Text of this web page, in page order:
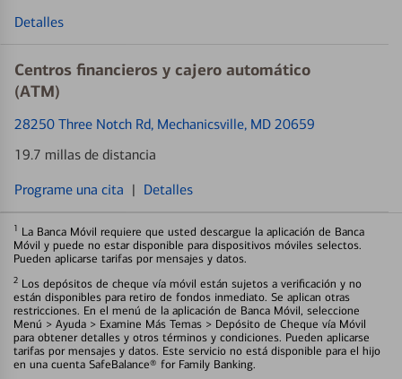
Detalles
Centros financieros y cajero automático
(ATM)
28250 Three Notch Rd, Mechanicsville, MD 20659
19.7 millas de distancia
Programe una cita | Detalles
1 La Banca Móvil requiere que usted descargue la aplicación de Banca
Móvil y puede no estar disponible para dispositivos móviles selectos.
Pueden aplicarse tarifas por mensajes y datos.
2 Los depósitos de cheque vía móvil están sujetos a verificación y no
están disponibles para retiro de fondos inmediato. Se aplican otras
restricciones. En el menú de la aplicación de Banca Móvil, seleccione
Menú > Ayuda > Examine Más Temas > Depósito de Cheque vía Móvil
para obtener detalles y otros términos y condiciones. Pueden aplicarse
tarifas por mensajes y datos. Este servicio no está disponible para el hijo
en una cuenta SafeBalance® for Family Banking.